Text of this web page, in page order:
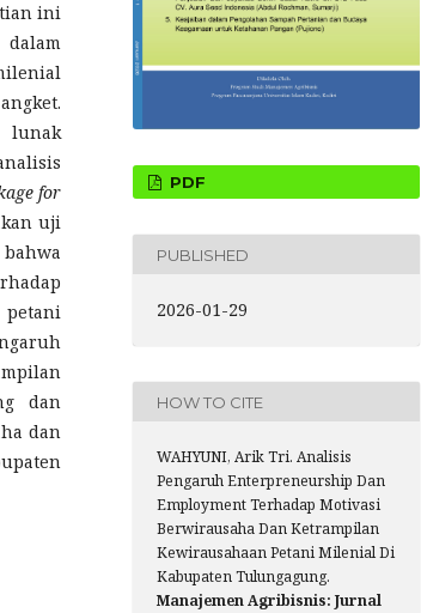
ini
lunak
for
uji
dan
dan
PDF
PUBLISHED
2026-01-29
HOW TO CITE
WAHYUNI, Arik Tri. Analisis
Pengaruh Enterpreneurship Dan
Employment Terhadap Motivasi
Berwirausaha Dan Ketrampilan
Kewirausahaan Petani Milenial Di
Kabupaten Tulungagung.
Manajemen Agribisnis: Jurnal